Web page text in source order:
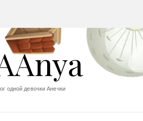
одной девочки Анечки